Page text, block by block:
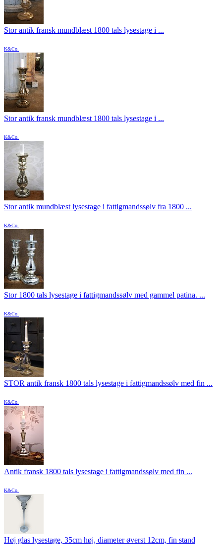
Stor antik fransk mundblæst 1800 tals lysestage i ...
K&Co.
Stor antik fransk mundblæst 1800 tals lysestage i ...
K&Co.
Stor antik mundblæst lysestage i fattigmandssølv fra 1800 ...
K&Co.
Stor 1800 tals lysestage i fattigmandssølv med gammel patina. ...
K&Co.
STOR antik fransk 1800 tals lysestage i fattigmandssølv med fin ...
K&Co.
Antik fransk 1800 tals lysestage i fattigmandssølv med fin ...
K&Co.
Høj glas lysestage, 35cm høj, diameter øverst 12cm, fin stand